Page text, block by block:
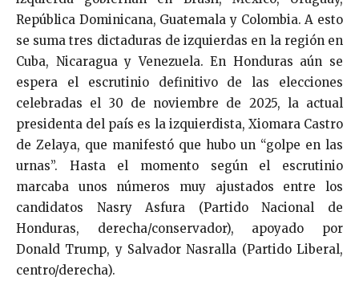
República Dominicana, Guatemala y Colombia. A esto
se suma tres dictaduras de izquierdas en la región en
Cuba, Nicaragua y Venezuela. En Honduras aún se
espera el escrutinio definitivo de las elecciones
celebradas el 30 de noviembre de 2025, la actual
presidenta del país es la izquierdista, Xiomara Castro
de Zelaya, que manifestó que hubo un “golpe en las
urnas”. Hasta el momento según el escrutinio
marcaba unos números muy ajustados entre los
candidatos Nasry Asfura (Partido Nacional de
Honduras, derecha/conservador), apoyado por
Donald Trump, y Salvador Nasralla (Partido Liberal,
centro/derecha).